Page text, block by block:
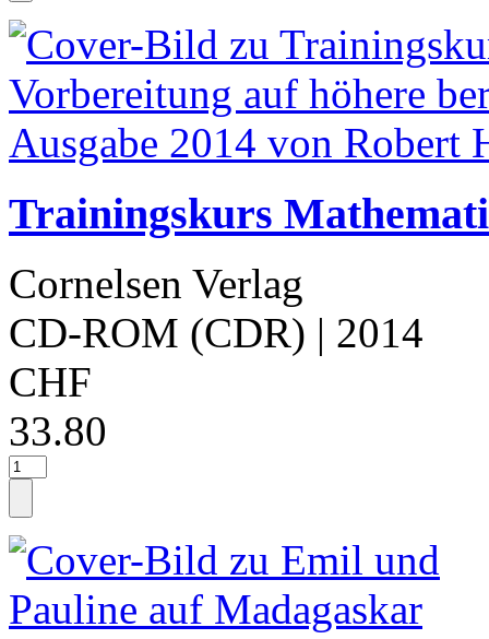
Trainingskurs
Cornelsen Verlag
CD-ROM (CDR) | 2014
CHF
33.80